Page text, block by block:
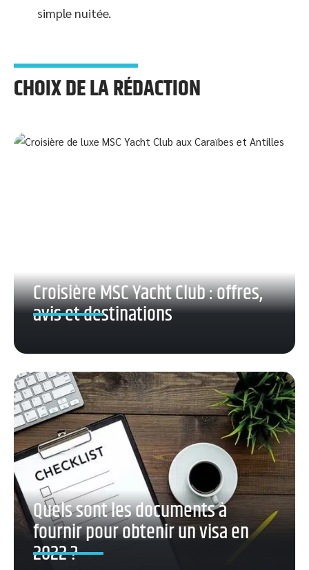
simple nuitée.
CHOIX DE LA RÉDACTION
Croisière MSC Yacht Club : offres,
avis et destinations
Quels sont les documents à
fournir pour obtenir un visa en
2022 ?